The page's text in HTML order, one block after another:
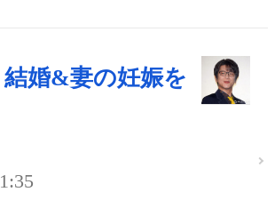
婚&妻の妊娠を